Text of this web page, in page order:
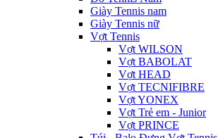
Giày Tennis nam
Giày Tennis nữ
Vợt Tennis
Vợt WILSON
Vợt BABOLAT
Vợt HEAD
Vợt TECNIFIBRE
Vợt YONEX
Vợt Trẻ em - Junior
Vợt PRINCE